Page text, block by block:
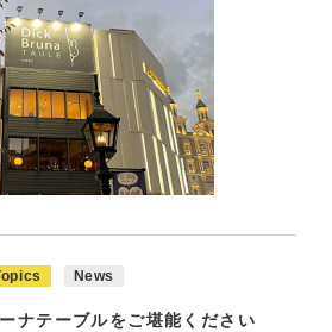
News
ナテーブルをご堪能ください